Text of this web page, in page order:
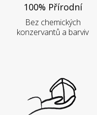
100% Přírodní
Bez chemických
konzervantů a barviv